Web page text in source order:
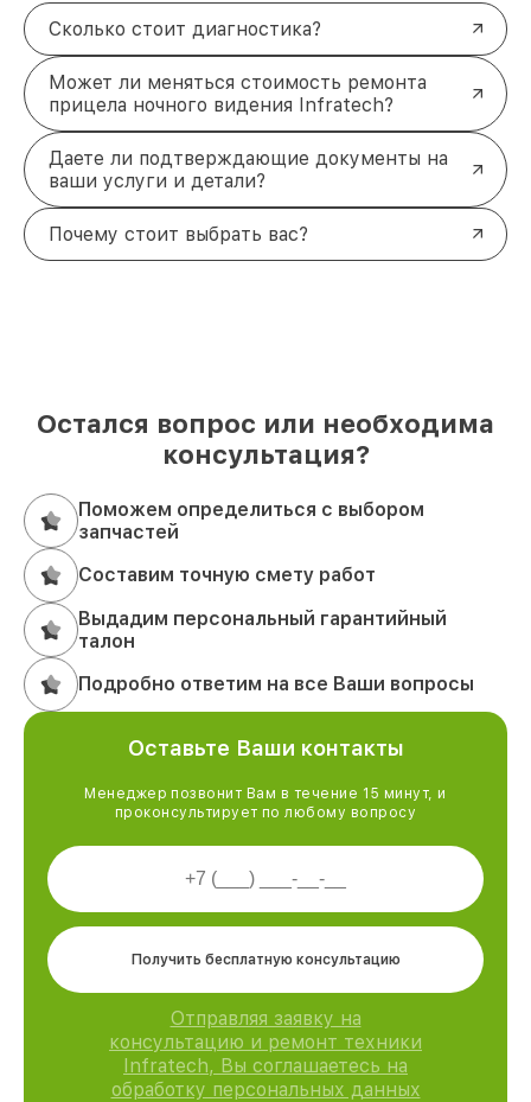
Сколько стоит диагностика?
Может ли меняться стоимость ремонта
прицела ночного видения Infratech?
Даете ли подтверждающие документы на
ваши услуги и детали?
Почему стоит выбрать вас?
Остался вопрос или необходима
консультация?
Поможем определиться с выбором
запчастей
Составим точную смету работ
Выдадим персональный гарантийный
талон
Подробно ответим на все Ваши вопросы
Оставьте Ваши контакты
Менеджер позвонит Вам в течение 15 минут, и
проконсультирует по любому вопросу
Получить бесплатную консультацию
Отправляя заявку на
консультацию и ремонт техники
Infratech, Вы соглашаетесь на
обработку персональных данных